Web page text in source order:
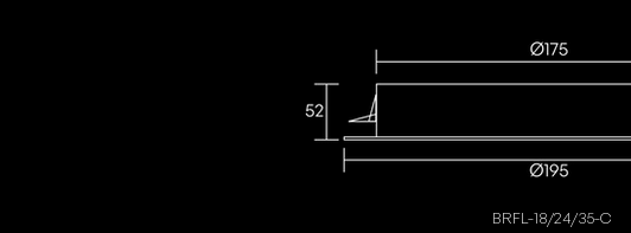
BRFL-18/24/35-C